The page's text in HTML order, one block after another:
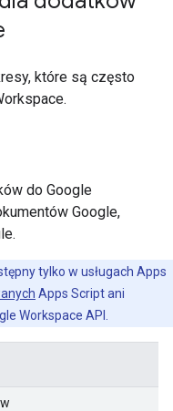
które są często
do Google
Google,
tylko w usługach Apps
Apps Script ani
Workspace API.